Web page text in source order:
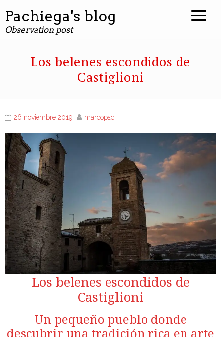
Pachiega's blog
Observation post
Los belenes escondidos de
Castiglioni
26 noviembre 2019 marcopac
Los belenes escondidos de
Castiglioni
Un pequeño pueblo donde
descubrir una tradición rica en arte